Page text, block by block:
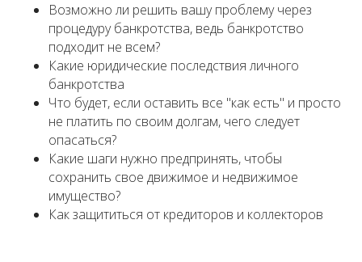
Возможно ли решить вашу проблему через
процедуру банкротства, ведь банкротство
подходит не всем?
Какие юридические последствия личного
банкротства
Что будет, если оставить все "как есть" и просто
не платить по своим долгам, чего следует
опасаться?
Какие шаги нужно предпринять, чтобы
сохранить свое движимое и недвижимое
имущество?
Как защититься от кредиторов и коллекторов